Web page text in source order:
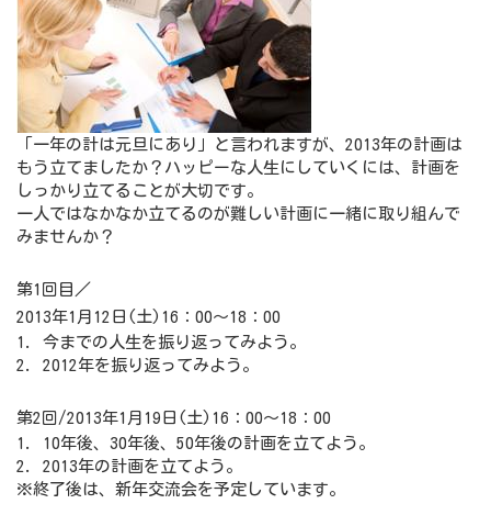
「一年の計は元旦にあり」と言われますが、2013年の計画は
もう立てましたか？ハッピーな人生にしていくには、計画を
しっかり立てることが大切です。
一人ではなかなか立てるのが難しい計画に一緒に取り組んで
みませんか？
第1回目／
2013年1月12日(土)16：00～18：00
1. 今までの人生を振り返ってみよう。
2. 2012年を振り返ってみよう。
第2回/2013年1月19日(土)16：00～18：00
1. 10年後、30年後、50年後の計画を立てよう。
2. 2013年の計画を立てよう。
※終了後は、新年交流会を予定しています。